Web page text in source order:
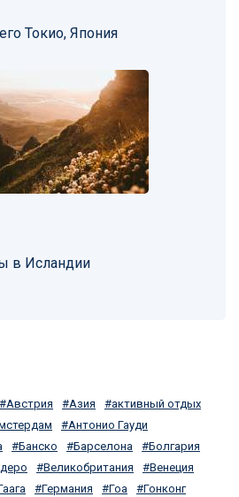
Токио, Япония
в Исландии
Австрия Азия
активный отдых
Антонио Гауди
Банско Барселона
Болгария
Великобритания
Венеция
Германия Гоа
Гонконг